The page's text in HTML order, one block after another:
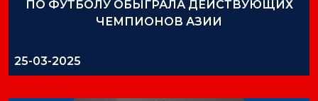
ПО ФУТБОЛУ ОБЫГРАЛА ДЕЙСТВУЮЩИХ
ЧЕМПИОНОВ АЗИИ
25-03-2025